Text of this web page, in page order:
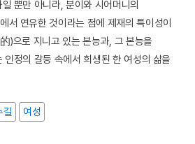
뿐만 아니라, 분이와 시어머니의
서 연유한 것이라는 점에 제재의 특이성이
)으로 지니고 있는 본능과, 그 본능을
인정의 갈등 속에서 희생된 한 여성의 삶을
길 여성